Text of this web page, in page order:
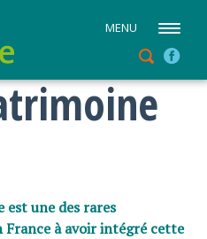
MENU
est une des rares
à avoir intégré cette